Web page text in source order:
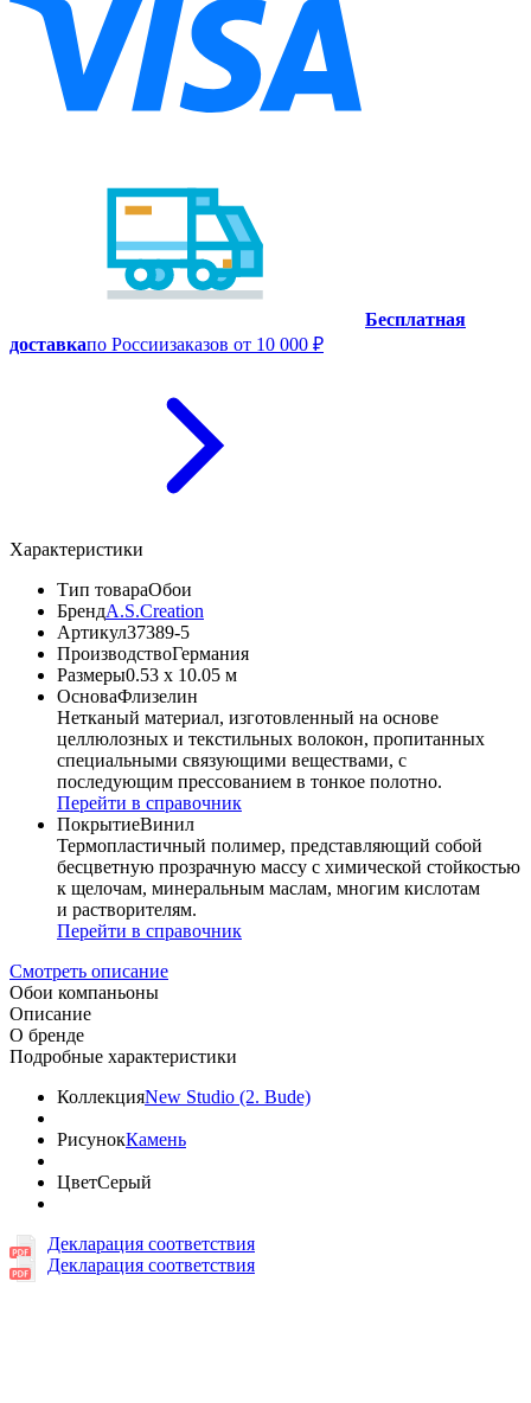
Бесплатная
доставкапо Россиизаказов от 10 000 ₽
Характеристики
Тип товараОбои
БрендA.S.Creation
Артикул37389-5
ПроизводствоГермания
Размеры0.53 x 10.05 м
ОсноваФлизелин
Нетканый материал, изготовленный на основе
целлюлозных и текстильных волокон, пропитанных
специальными связующими веществами, с
последующим прессованием в тонкое полотно.
Перейти в справочник
ПокрытиеВинил
Термопластичный полимер, представляющий собой
бесцветную прозрачную массу с химической стойкостью
к щелочам, минеральным маслам, многим кислотам
и растворителям.
Перейти в справочник
Смотреть описание
Обои компаньоны
Описание
О бренде
Подробные характеристики
КоллекцияNew Studio (2. Bude)
РисунокКамень
ЦветСерый
Декларация соответствия
Декларация соответствия